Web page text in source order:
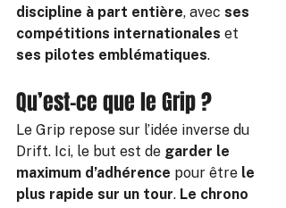
discipline à part entière, avec ses
compétitions internationales et
ses pilotes emblématiques.
Qu’est-ce que le Grip ?
Le Grip repose sur l’idée inverse du
Drift. Ici, le but est de garder le
maximum d’adhérence pour être le
plus rapide sur un tour. Le chrono